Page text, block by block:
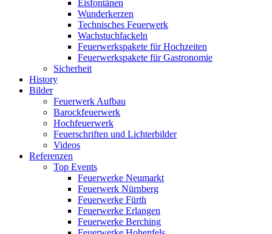
Eisfontänen
Wunderkerzen
Technisches Feuerwerk
Wachstuchfackeln
Feuerwerkspakete für Hochzeiten
Feuerwerkspakete für Gastronomie
Sicherheit
History
Bilder
Feuerwerk Aufbau
Barockfeuerwerk
Hochfeuerwerk
Feuerschriften und Lichterbilder
Videos
Referenzen
Top Events
Feuerwerke Neumarkt
Feuerwerk Nürnberg
Feuerwerke Fürth
Feuerwerke Erlangen
Feuerwerke Berching